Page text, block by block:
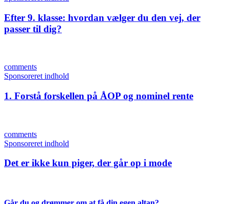
Efter 9. klasse: hvordan vælger du den vej, der
passer til dig?
comments
Sponsoreret indhold
1. Forstå forskellen på ÅOP og nominel rente
comments
Sponsoreret indhold
Det er ikke kun piger, der går op i mode